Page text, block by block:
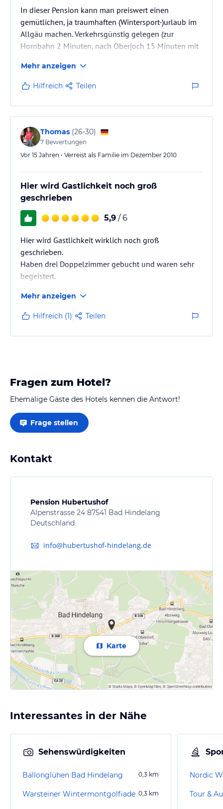
In dieser Pension kann man preiswert einen
gemütlichen, ja traumhaften (Wintersport-)urlaub im
Allgäu machen. Verkehrsgünstig gelegen (zur
Hornbahn 2 Minuten, nach Oberjoch 15 Minuten mit
Aussicht auf die umliegenden Allgäuer Berge. Sehr
gemütliche, kleine, aber gut ausgestattete Zimmer.
Die Innenausstattung ist gemütlich rustikal, aber im
Treppenhaus und Frühstücksraum etwas überfrachtet
mit ausgestopften Tieren (Kritik auf hohem Niveau,
wenn es sonst schon nichts…
Mehr anzeigen
Hilfreich Teilen
Thomas (26-30)
7 Bewertungen
Vor 15 Jahren • Verreist als Familie im Dezember 2010
Hier wird Gastlichkeit noch groß
geschrieben
5,9 / 6
Hier wird Gastlichkeit wirklich noch groß
geschrieben.
Haben drei Doppelzimmer gebucht und waren sehr
begeistert.
und betreut.
Können die Pension nur weiterempfehlen.
Mehr anzeigen
Hilfreich (1) Teilen
Fragen zum Hotel?
Ehemalige Gäste des Hotels kennen die Antwort!
Frage stellen
Kontakt
Pension Hubertushof
Alpenstrasse 24 87541 Bad Hindelang
Deutschland
info@hubertushof-hindelang.de
Karte
Interessantes in der Nähe
Sehenswürdigkeiten
Ballonglühen Bad Hindelang 0,3 km
Warsteiner Wintermontgolfiade 0,3 km
Nordic
Tour &